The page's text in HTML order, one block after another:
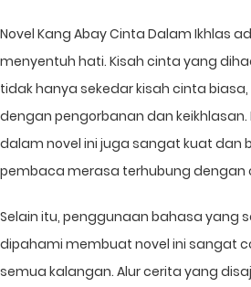
Novel Kang Abay Cinta Dalam Ikhlas
menyentuh hati. Kisah cinta yang
tidak hanya sekedar kisah cinta
dengan pengorbanan dan
dalam novel ini juga sangat kuat dan
pembaca merasa terhubung dengan
Selain itu, penggunaan bahasa yang
dipahami membuat novel ini sangat
semua kalangan. Alur cerita yang